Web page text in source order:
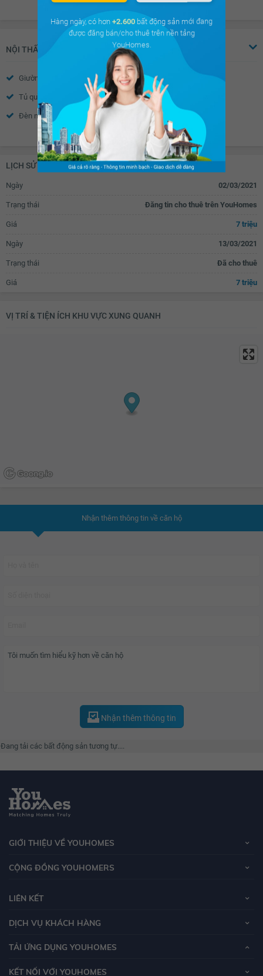
NỘI THẤT
Giường Cửa sổ
Tủ quần áo Bàn trang điểm
Đèn ngủ Bếp gas dương
Tủ bếp Bồn rửa bát đơn
Bàn ăn Máy hút mùi
Vòi hoa sen Toilet
Quạt thông gió
Kệ trang trí Rèm
Máy giặt
Lưới an toàn
Xem thêm
LỊCH SỬ GIAO DỊCH
Ngày 02/03/2021
Trạng thái Đăng tin cho thuê trên YouHomes
Giá 7 triệu
Ngày 13/03/2021
Trạng thái Đã cho thuê
Giá 7 triệu
VỊ TRÍ & TIỆN ÍCH KHU VỰC XUNG QUANH
Nhận thêm thông tin về căn hộ
Nhận thêm thông tin
tải các bất động sản tương tự....
GIỚI THIỆU VỀ YOUHOMES
CỘNG ĐỒNG YOUHOMERS
LIÊN KẾT
DỊCH VỤ KHÁCH HÀNG
TẢI ỨNG DỤNG YOUHOMES
KẾT NỐI VỚI YOUHOMES
Hàng ngày, có hơn +2.600 bất động sản mới đang
được đăng bán/cho thuê trên nền tảng
YouHomes.